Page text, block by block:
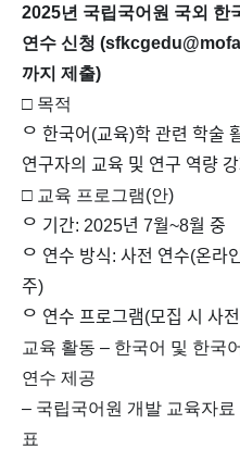
2025년 국립국어원 국외 한
연수 신청 (sfkcgedu@m
까지 제출)
□ 목적
ᄋ 한국어(교육)학 관련 학술
연구자의 교육 및 연구 역량
□ 교육 프로그램(안)
ᄋ 기간: 2025년 7월~8월 중
ᄋ 연수 방식: 사전 연수(온라
주)
ᄋ 연수 프로그램(모집 시 사
교육 활동 – 한국어 및 한국
연수 제공
– 국립국어원 개발 교육자
표